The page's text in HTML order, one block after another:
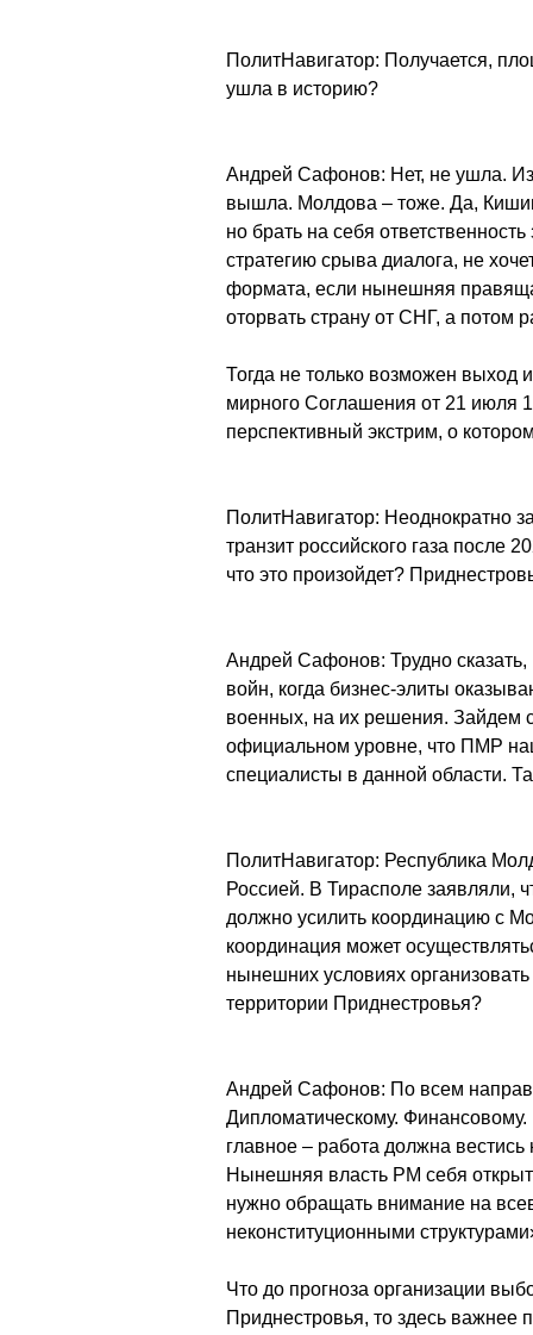
ПолитНавигатор: Получается,
ушла в историю?
Андрей Сафонов: Нет, не ушла.
вышла. Молдова – тоже. Да,
но брать на себя
стратегию срыва диалога, не
формата, если нынешняя
оторвать страну от СНГ, а потом
Тогда не только возможен
мирного Соглашения от 21 июля
перспективный экстрим, о
ПолитНавигатор: Неоднократно
транзит российского газа после
что это произойдет?
Андрей Сафонов: Трудно сказать,
войн, когда бизнес-элиты
военных, на их решения. Зайдем
официальном уровне, что ПМР
специалисты в данной области.
ПолитНавигатор: Республика
Россией. В Тирасполе заявляли,
должно усилить координацию с
координация может
нынешних условиях
территории Приднестровья?
Андрей Сафонов: По всем
Дипломатическому.
главное – работа должна
Нынешняя власть РМ себя
нужно обращать внимание на
неконституционными
Что до прогноза организации
Приднестровья, то здесь важнее